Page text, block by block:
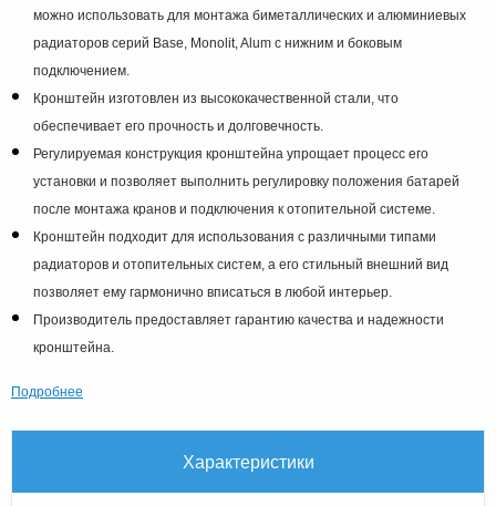
можно использовать для монтажа биметаллических и алюминиевых
радиаторов серий Base, Monolit, Alum с нижним и боковым
подключением.
Кронштейн изготовлен из высококачественной стали, что
обеспечивает его прочность и долговечность.
Регулируемая конструкция кронштейна упрощает процесс его
установки и позволяет выполнить регулировку положения батарей
после монтажа кранов и подключения к отопительной системе.
Кронштейн подходит для использования с различными типами
радиаторов и отопительных систем, а его стильный внешний вид
позволяет ему гармонично вписаться в любой интерьер.
Производитель предоставляет гарантию качества и надежности
кронштейна.
Подробнее
Характеристики